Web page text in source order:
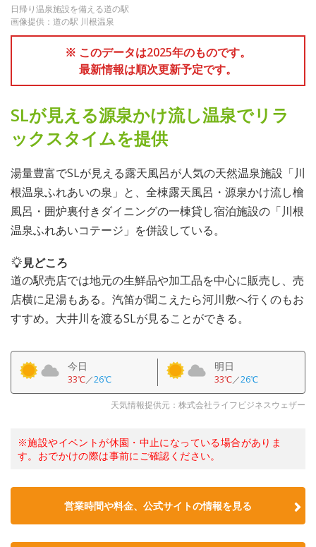
日帰り温泉施設を備える道の駅
画像提供：道の駅 川根温泉
※ このデータは2025年のものです。
最新情報は順次更新予定です。
SLが見える源泉かけ流し温泉でリラ
ックスタイムを提供
湯量豊富でSLが見える露天風呂が人気の天然温泉施設「川
根温泉ふれあいの泉」と、全棟露天風呂・源泉かけ流し檜
風呂・囲炉裏付きダイニングの一棟貸し宿泊施設の「川根
温泉ふれあいコテージ」を併設している。
見どころ
道の駅売店では地元の生鮮品や加工品を中心に販売し、売
店横に足湯もある。汽笛が聞こえたら河川敷へ行くのもお
すすめ。大井川を渡るSLが見ることができる。
今日
33℃／26℃
明日
33℃／26℃
天気情報提供元：株式会社ライフビジネスウェザー
※施設やイベントが休園・中止になっている場合がありま
す。おでかけの際は事前にご確認ください。
営業時間や料金、公式サイトの情報を見る